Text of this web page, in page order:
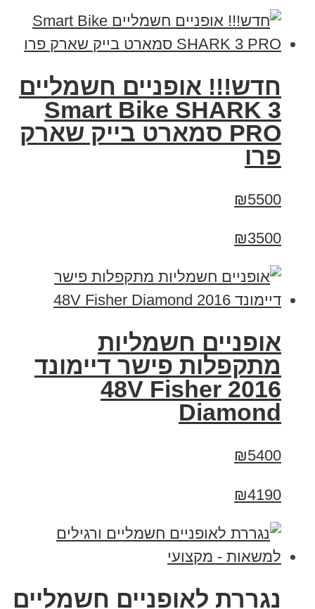
חדש!!! אופניים חשמליים
Smart Bike SHARK 3
PRO סמארט בייק שארק
פרו
₪5500
₪3500
אופניים חשמליות
מתקפלות פישר דיימונד
2016 48V Fisher
Diamond
₪5400
₪4190
נגררת לאופניים חשמליים